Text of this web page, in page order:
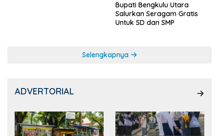
Bupati Bengkulu Utara
Salurkan Seragam Gratis
Untuk SD dan SMP
Selengkapnya
ADVERTORIAL